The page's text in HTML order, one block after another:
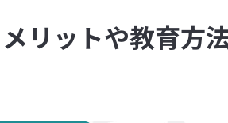
リットや教育方